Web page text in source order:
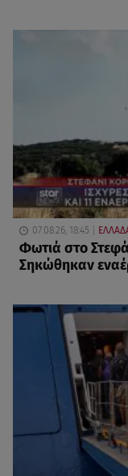
07.08.26, 18:45
Φωτιά στο
Σηκώθηκαν